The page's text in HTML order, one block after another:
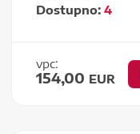
Dostupno:4
vpc:
154,00 EUR